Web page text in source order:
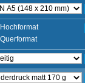
Hochformat
Querformat